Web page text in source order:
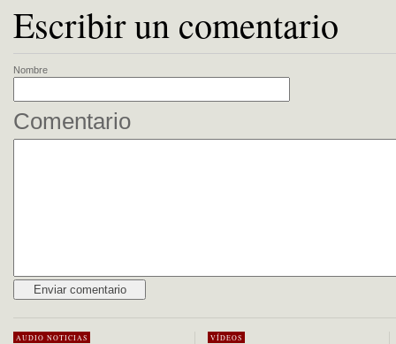
Escribir un comentario
Nombre
Comentario
AUDIO NOTICIAS VÍDEOS